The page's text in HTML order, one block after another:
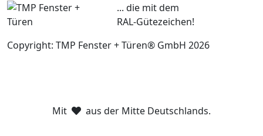
... die mit dem
RAL-Gütezeichen!
Copyright: TMP Fenster + Türen® GmbH 2026
Mit aus der Mitte Deutschlands.